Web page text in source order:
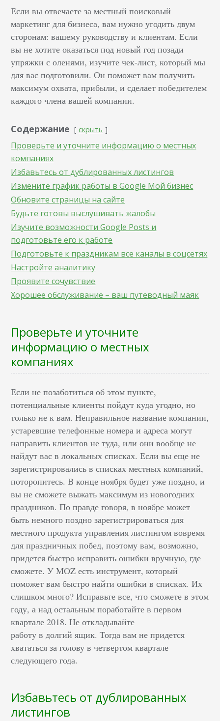
Если вы отвечаете за местный поисковый
маркетинг для бизнеса, вам нужно угодить двум
сторонам: вашему руководству и клиентам. Если
вы не хотите оказаться под новый год позади
упряжки с оленями, изучите чек-лист, который мы
для вас подготовили. Он поможет вам получить
максимум охвата, прибыли, и сделает победителем
каждого члена вашей компании.
Содержание скрыть
Проверьте и уточните информацию о местных
компаниях
Избавьтесь от дублированных листингов
Измените график работы в Google Мой бизнес
Обновите страницы на сайте
Будьте готовы выслушивать жалобы
Изучите возможности Google Posts и
подготовьте его к работе
Подготовьте к праздникам все каналы в соцсетях
Настройте аналитику
Проявите сочувствие
Хорошее обслуживание – ваш путеводный маяк
Проверьте и уточните
информацию о местных
компаниях
Если не позаботиться об этом пункте,
потенциальные клиенты пойдут куда угодно, но
только не к вам. Неправильное название компании,
устаревшие телефонные номера и адреса могут
направить клиентов не туда, или они вообще не
найдут вас в локальных списках. Если вы еще не
зарегистрировались в списках местных компаний,
поторопитесь. В конце ноября будет уже поздно, и
вы не сможете выжать максимум из новогодних
праздников. По правде говоря, в ноябре может
быть немного поздно зарегистрироваться для
местного продукта управления листингом вовремя
для праздничных побед, поэтому вам, возможно,
придется быстро исправить ошибки вручную, где
сможете. У MOZ есть инструмент, который
поможет вам быстро найти ошибки в списках. Их
слишком много? Исправьте все, что сможете в этом
году, а над остальным поработайте в первом
квартале 2018. Не откладывайте
работу в долгий ящик. Тогда вам не придется
хвататься за голову в четвертом квартале
следующего года.
Избавьтесь от дублированных
листингов